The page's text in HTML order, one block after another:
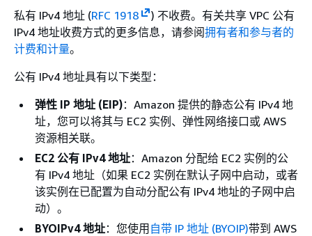
私有 IPv4 地址 (RFC 1918
) 不收费。有关共享 VPC 公有
IPv4 地址收费方式的更多信息，请参阅拥有者和参与者的
计费和计量。
公有 IPv4 地址具有以下类型：
弹性 IP 地址 (EIP)：Amazon 提供的静态公有 IPv4 地
址，您可以将其与 EC2 实例、弹性网络接口或 AWS
资源相关联。
EC2 公有 IPv4 地址：Amazon 分配给 EC2 实例的公
有 IPv4 地址（如果 EC2 实例在默认子网中启动，或者
该实例在已配置为自动分配公有 IPv4 地址的子网中启
动）。
BYOIPv4 地址：您使用自带 IP 地址 (BYOIP)带到 AWS